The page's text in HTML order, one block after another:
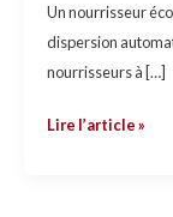
Un nourrisseur
dispersion
nourrisseurs à […]
Lire l’article »